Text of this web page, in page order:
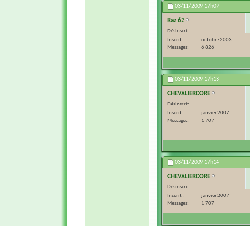
03/11/2009 17h09
Raz 62
Désinscrit
Inscrit
octobre 2003
Messages
6 826
03/11/2009 17h13
CHEVALIERDORE
Désinscrit
Inscrit
janvier 2007
Messages
1 707
03/11/2009 17h14
CHEVALIERDORE
Désinscrit
Inscrit
janvier 2007
Messages
1 707